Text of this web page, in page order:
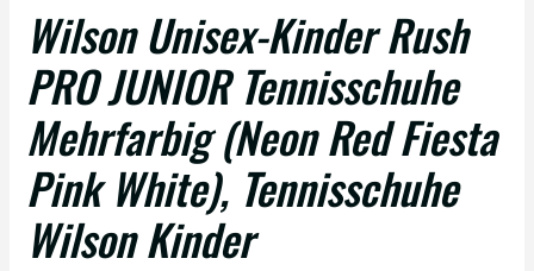
Wilson Unisex-Kinder Rush
PRO JUNIOR Tennisschuhe
Mehrfarbig (Neon Red Fiesta
Pink White), Tennisschuhe
Wilson Kinder